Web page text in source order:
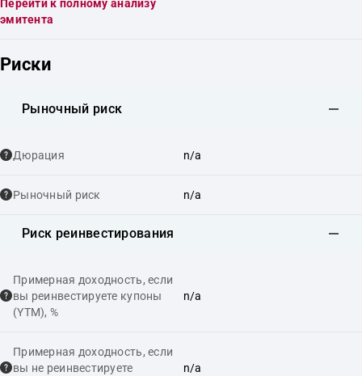
Перейти к полному анализу
эмитента
Риски
Рыночный риск
Дюрация n/a
Рыночный риск n/a
Риск реинвестирования
Примерная доходность, если
вы реинвестируете купоны
(YTM), %
n/a
Примерная доходность, если
вы не реинвестируете
n/a